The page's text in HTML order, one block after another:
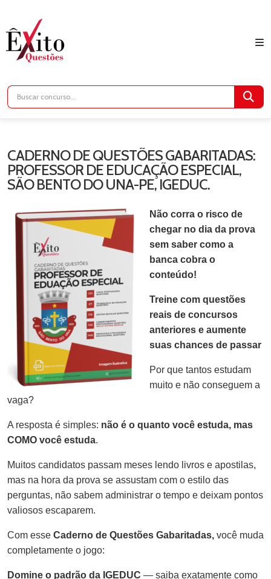
CADERNO DE QUESTÕES GABARITADAS:
PROFESSOR DE EDUCAÇÃO ESPECIAL,
SÃO BENTO DO UNA-PE, IGEDUC.
Não corra o risco de
chegar no dia da prova
sem saber como a
banca cobra o
conteúdo!
Treine com questões
reais de concursos
anteriores e aumente
suas chances de passar
Por que tantos estudam
muito e não conseguem a
vaga?
A resposta é simples: não é o quanto você estuda, mas
COMO você estuda.
Muitos candidatos passam meses lendo livros e apostilas,
mas na hora da prova se assustam com o estilo das
perguntas, não sabem administrar o tempo e deixam pontos
valiosos escaparem.
Com esse Caderno de Questões Gabaritadas, você muda
completamente o jogo:
Domine o padrão da IGEDUC — saiba exatamente como